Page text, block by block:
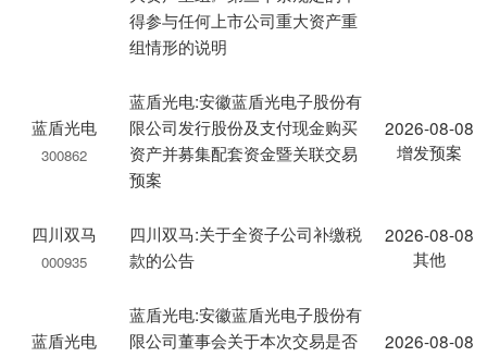
得参与任何上市公司重大资产重
组情形的说明
蓝盾光电
300862
蓝盾光电:安徽蓝盾光电子股份有
限公司发行股份及支付现金购买
资产并募集配套资金暨关联交易
预案
2026-08-08
增发预案
四川双马
000935
四川双马:关于全资子公司补缴税
款的公告
2026-08-08
其他
蓝盾光电
蓝盾光电:安徽蓝盾光电子股份有
限公司董事会关于本次交易是否
2026-08-08